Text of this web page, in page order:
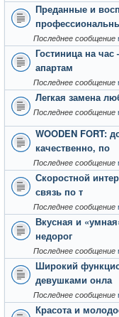
Преданные и
Последнее сообщение
Гостиница на
апартам
Последнее сообщение
Легкая замена
Последнее сообщение
WOODEN FORT:
качественно, по
Последнее сообщение
Скоростной
связь по т
Последнее сообщение
Вкусная и
недорог
Последнее сообщение
Широкий
девушками онла
Последнее сообщение
Красота и